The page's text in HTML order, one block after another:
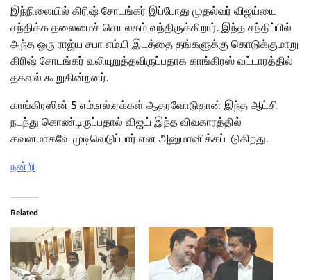
இந்நிலையில் கிரிஷ் சோடங்கர் இப்போது முதல்வர் விஜய்யை
சந்திக்க தலைமைச் செயலகம் வந்திருக்கிறார். இந்த சந்திப்பில்
அந்த ஒரு ராஜ்ய சபா எம்.பி இடத்தை தங்களுக்கு கொடுக்குமாறு
கிரிஷ் சோடங்கர் வலியுறுத்தவிருப்பதாக காங்கிரஸ் வட்டாரத்தில்
தகவல் கூறுகின்றனர்.
காங்கிரஸின் 5 எம்.எல்.ஏக்கள் ஆதரவோடுதான் இந்த ஆட்சி
நடந்து கொண்டிருப்பதால் விஜய் இந்த விவகாரத்தில்
கவனமாகவே முடிவெடுப்பார் என அனுமானிக்கப்படுகிறது.
நன்றி
Related